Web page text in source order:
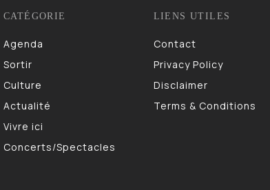
CATÉGORIE
Agenda
Sortir
Culture
Actualité
Vivre ici
Concerts/Spectacles
LIENS UTILES
Contact
Privacy Policy
Disclaimer
Terms & Conditions